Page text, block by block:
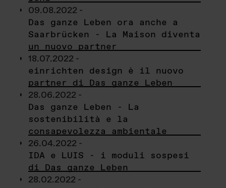
09.08.2022 -
Das ganze Leben ora anche a
Saarbrücken - La Maison diventa
un nuovo partner
18.07.2022 -
einrichten design è il nuovo
partner di Das ganze Leben
28.06.2022 -
Das ganze Leben - La
sostenibilità e la
consapevolezza ambientale
26.04.2022 -
IDA e LUIS - i moduli sospesi
di Das ganze Leben
28.02.2022 -